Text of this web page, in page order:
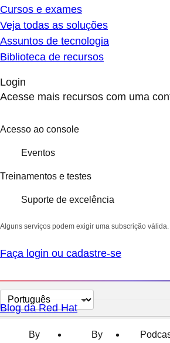
Cursos e exames
Veja todas as soluções
Assuntos de tecnologia
Biblioteca de recursos
Login
Acesse mais recursos com uma
Acesso ao console
Eventos
Treinamentos e testes
Suporte de excelência
Alguns serviços podem exigir uma subscrição válida.
Faça login ou cadastre-se
Selecionar
idioma
Blog da Red Hat
By
By